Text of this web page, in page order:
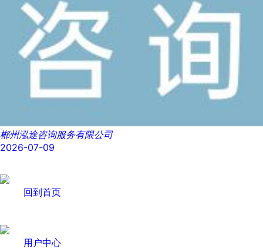
郴州泓途咨询服务有限公司
2026-07-09
回到首页
用户中心